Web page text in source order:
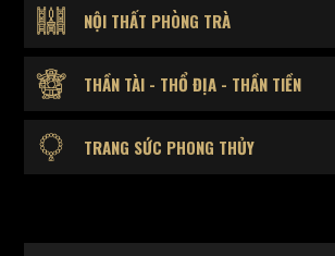
NỘI THẤT PHÒNG TRÀ
THẦN TÀI - THỔ ĐỊA - THẦN TIỀN
TRANG SỨC PHONG THỦY